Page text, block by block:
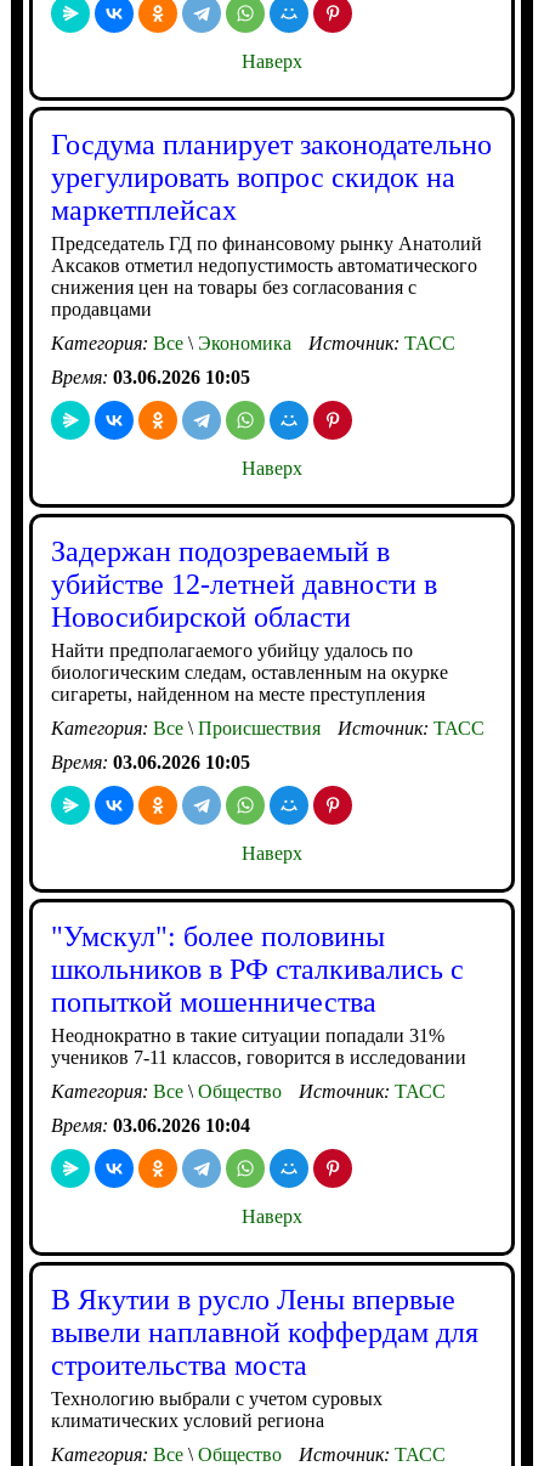
Наверх
Госдума планирует законодательно
урегулировать вопрос скидок на
маркетплейсах
Председатель ГД по финансовому рынку Анатолий
Аксаков отметил недопустимость автоматического
снижения цен на товары без согласования с
продавцами
Категория: Все\Экономика Источник: ТАСС
Время: 03.06.2026 10:05
Наверх
Задержан подозреваемый в
убийстве 12-летней давности в
Новосибирской области
Найти предполагаемого убийцу удалось по
биологическим следам, оставленным на окурке
сигареты, найденном на месте преступления
Категория: Все\Происшествия Источник: ТАСС
Время: 03.06.2026 10:05
Наверх
"Умскул": более половины
школьников в РФ сталкивались с
попыткой мошенничества
Неоднократно в такие ситуации попадали 31%
учеников 7-11 классов, говорится в исследовании
Категория: Все\Общество Источник: ТАСС
Время: 03.06.2026 10:04
Наверх
В Якутии в русло Лены впервые
вывели наплавной коффердам для
строительства моста
Технологию выбрали с учетом суровых
климатических условий региона
Категория: Все\Общество Источник: ТАСС